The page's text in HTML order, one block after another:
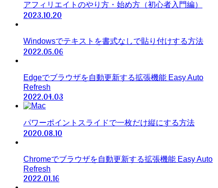
アフィリエイトのやり方・始め方（初心者入門編）
2023.10.20
Windowsでテキストを書式なしで貼り付けする方法
2022.05.06
Edgeでブラウザを自動更新する拡張機能 Easy Auto
Refresh
2022.04.03
パワーポイントスライドで一枚だけ縦にする方法
2020.08.10
Chromeでブラウザを自動更新する拡張機能 Easy Auto
Refresh
2022.01.16